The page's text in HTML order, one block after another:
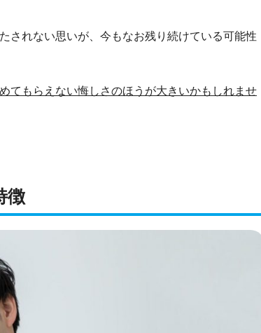
されない思いが、今もなお残り続けている可能性
てもらえない悔しさのほうが大きいかもしれませ
徴